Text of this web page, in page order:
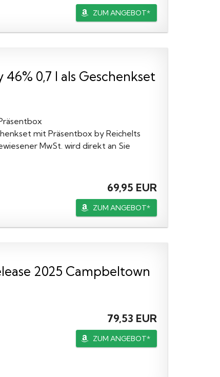
ZUM ANGEBOT*
0,7 l als Geschenkset
mit Präsentbox by Reichelts
MwSt. wird direkt an Sie
69,95 EUR
ZUM ANGEBOT*
2025 Campbeltown
79,53 EUR
ZUM ANGEBOT*